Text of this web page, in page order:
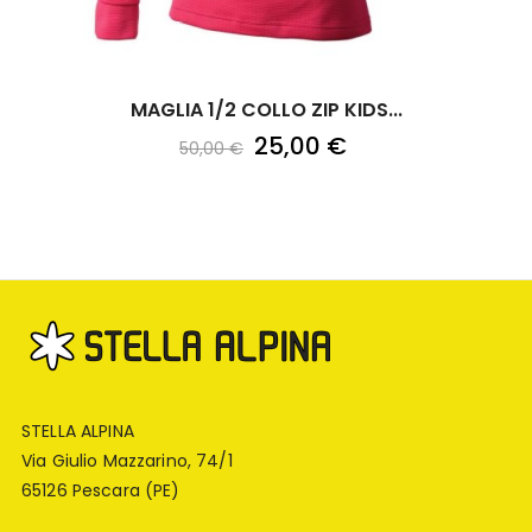
MAGLIA 1/2 COLLO ZIP KIDS...
50,00 € 25,00 €
STELLA ALPINA
Via Giulio Mazzarino, 74/1
65126 Pescara (PE)